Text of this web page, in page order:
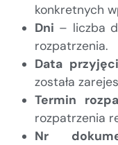
konkretnych
Dni – liczba
rozpatrzenia.
Data
została
Termin
rozpatrzenia
Nr